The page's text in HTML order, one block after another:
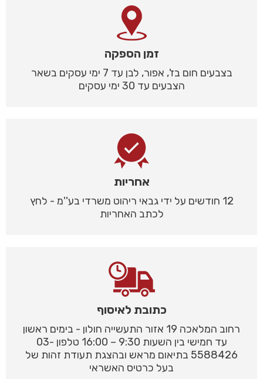
זמן הספקה
בצבעים חום בז', אפור, לבן עד 7 ימי עסקים בשאר
הצבעים עד 30 ימי עסקים
אחריות
12 חודשים על ידי גבאי ריהוט משרדי בע''מ - לחץ
לכתב האחריות
כתובת לאיסוף
רחוב המלאכה 19 אזור התעשייה חולון - בימים ראשון
עד חמישי בין השעות 9:30 – 16:00 טלפון 03-
5588426 בתיאום מראש ובהצגת תעודת זהות של
בעל כרטיס האשראי